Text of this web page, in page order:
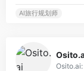
AI旅行规划师